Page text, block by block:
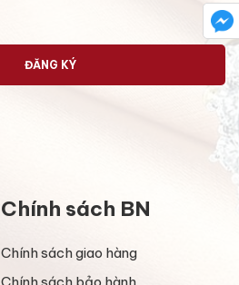
ĐĂNG KÝ
Chính sách BN
Chính sách giao hàng